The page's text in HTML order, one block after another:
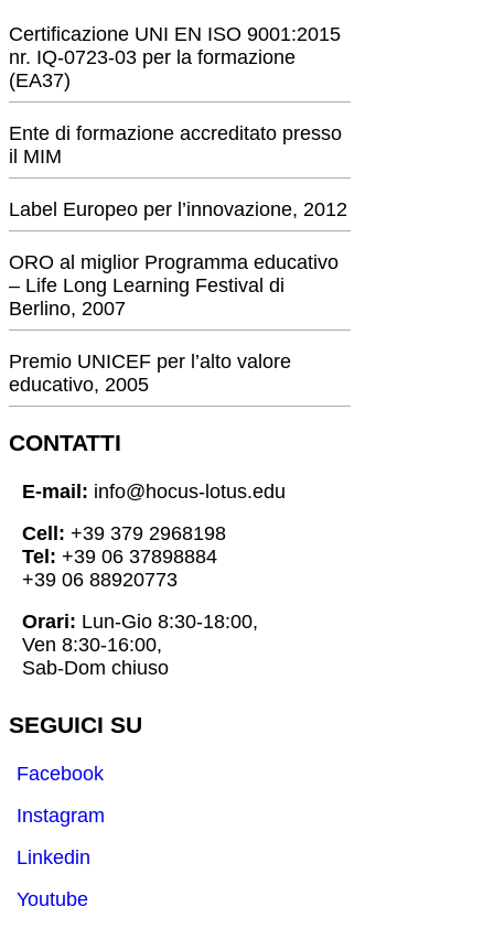
Certificazione UNI EN ISO 9001:2015
nr. IQ-0723-03 per la formazione
(EA37)
Ente di formazione accreditato presso
il MIM
Label Europeo per l’innovazione, 2012
ORO al miglior Programma educativo
– Life Long Learning Festival di
Berlino, 2007
Premio UNICEF per l’alto valore
educativo, 2005
CONTATTI
E-mail: info@hocus-lotus.edu
Cell: +39 379 2968198
Tel: +39 06 37898884
+39 06 88920773
Orari: Lun-Gio 8:30-18:00,
Ven 8:30-16:00,
Sab-Dom chiuso
SEGUICI SU
Facebook
Instagram
Linkedin
Youtube